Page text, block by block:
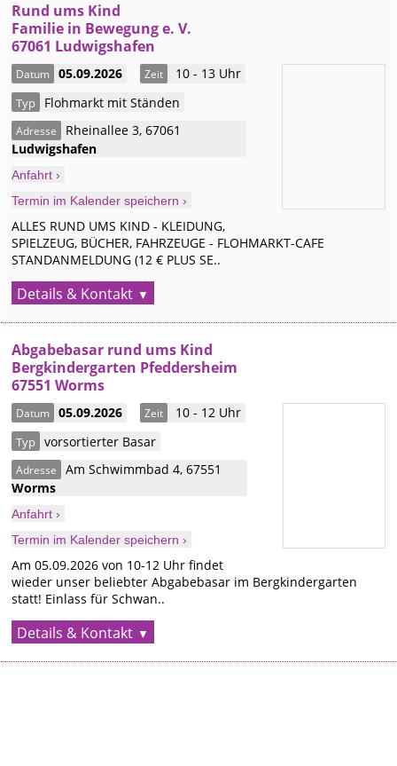
Rund ums Kind
Familie in Bewegung e. V.
67061 Ludwigshafen
Datum 05.09.2026 Zeit 10 - 13 Uhr
Typ Flohmarkt mit Ständen
Adresse Rheinallee 3,67061
Ludwigshafen
Anfahrt ›
Termin im Kalender speichern ›
ALLES RUND UMS KIND - KLEIDUNG,
SPIELZEUG, BÜCHER, FAHRZEUGE - FLOHMARKT-CAFE
STANDANMELDUNG (12 € PLUS SE..
Details & Kontakt
Abgabebasar rund ums Kind
Bergkindergarten Pfeddersheim
67551 Worms
Datum 05.09.2026 Zeit 10 - 12 Uhr
Typ vorsortierter Basar
Adresse Am Schwimmbad 4,67551
Worms
Anfahrt ›
Termin im Kalender speichern ›
Am 05.09.2026 von 10-12 Uhr findet
wieder unser beliebter Abgabebasar im Bergkindergarten
statt! Einlass für Schwan..
Details & Kontakt